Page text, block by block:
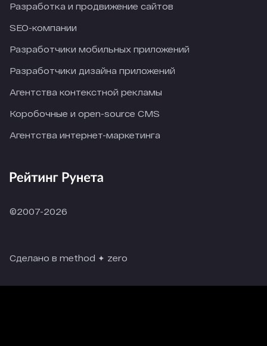
Разработка и продвижение сайтов
SEO-компании
Разработчики мобильных приложений
Разработчики дизайна приложений
Агентства контекстной рекламы
Коробочные и open-source CMS
Агентства интернет-маркетинга
©2007-2026
Сделано в method ✦ zero